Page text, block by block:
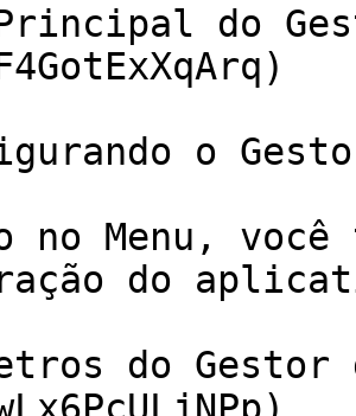
do
o
no Menu,
do
do